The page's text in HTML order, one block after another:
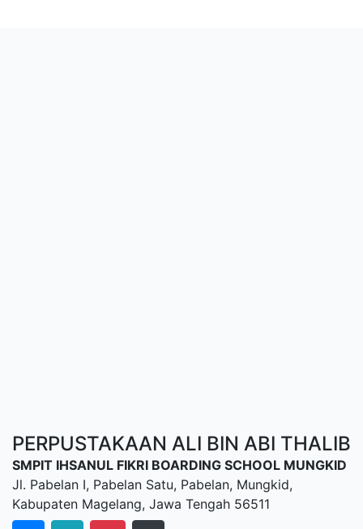
PERPUSTAKAAN ALI BIN ABI THALIB
SMPIT IHSANUL FIKRI BOARDING SCHOOL MUNGKID
Jl. Pabelan I, Pabelan Satu, Pabelan, Mungkid,
Kabupaten Magelang, Jawa Tengah 56511